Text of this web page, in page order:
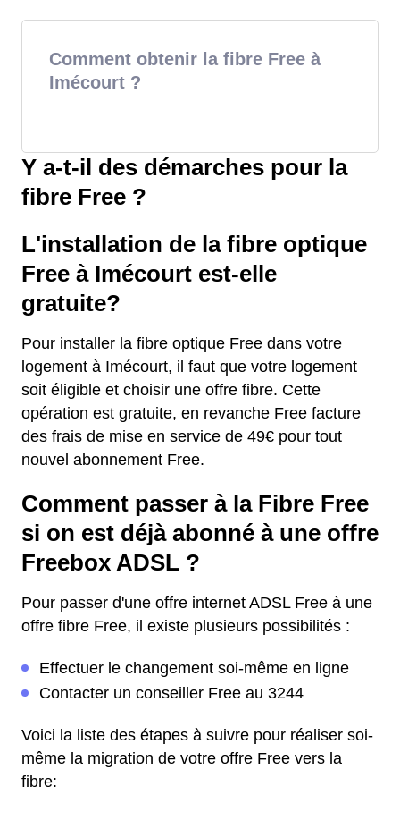
Comment obtenir la fibre Free à
Imécourt ?
Y a-t-il des démarches pour la
fibre Free ?
L'installation de la fibre optique
Free à Imécourt est-elle
gratuite?
Pour installer la fibre optique Free dans votre
logement à Imécourt, il faut que votre logement
soit éligible et choisir une offre fibre. Cette
opération est gratuite, en revanche Free facture
des frais de mise en service de 49€ pour tout
nouvel abonnement Free.
Comment passer à la Fibre Free
si on est déjà abonné à une offre
Freebox ADSL ?
Pour passer d'une offre internet ADSL Free à une
offre fibre Free, il existe plusieurs possibilités :
Effectuer le changement soi-même en ligne
Contacter un conseiller Free au 3244
Voici la liste des étapes à suivre pour réaliser soi-
même la migration de votre offre Free vers la
fibre: